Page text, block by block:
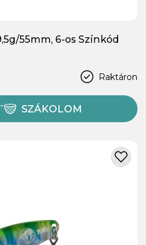
55mm, 6-os Színkód
Raktáron
SZÁKOLOM